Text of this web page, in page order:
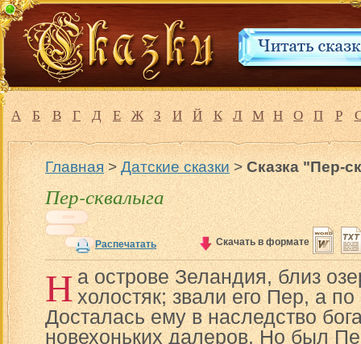
А Б В Г Д Е Ж З И Й К Л М Н О П Р
Главная>Датские сказки>Сказка "Пер-
Пер-сквалыга
Распечатать Скачать в формате
На острове Зеландия, близ
холостяк; звали его Пер, а
Досталась ему в наследство
новехоньких далеров. Но был